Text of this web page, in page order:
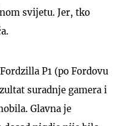
svijetu. Jer, tko
P1 (po Fordovu
suradnje gamera i
Glavna je